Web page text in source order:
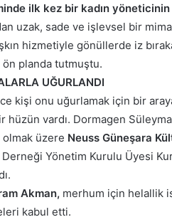
ilk kez bir kadın
uzak, sade ve işlevsel bir
hizmetiyle gönüllerde iz
ön planda tutmuştu.
UĞURLANDI
kişi onu uğurlamak için bir
hüzün vardı. Dormagen
üzere Neuss Güneşara
Derneği Yönetim Kurulu Üyesi
Akman, merhum için helallik
kabul etti.